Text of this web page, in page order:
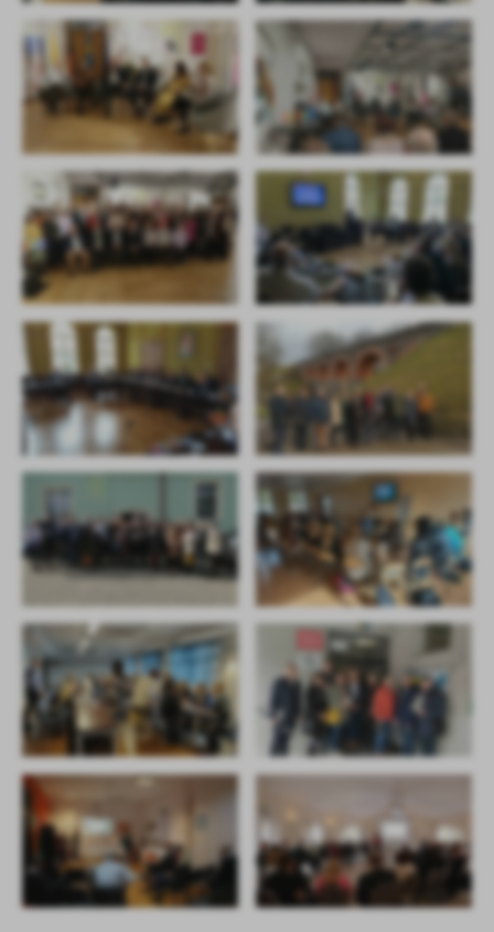
treści w postaci wiadomości, ofert, komunikatów mediów
społecznościowych.